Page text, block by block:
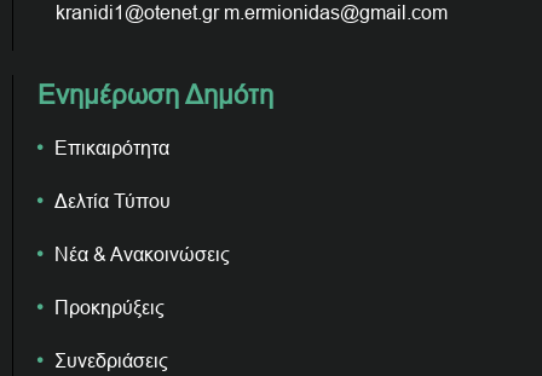
kranidi1@otenet.gr m.ermionidas@gmail.com
Ενημέρωση Δημότη
Επικαιρότητα
Δελτία Τύπου
Νέα & Ανακοινώσεις
Προκηρύξεις
Συνεδριάσεις